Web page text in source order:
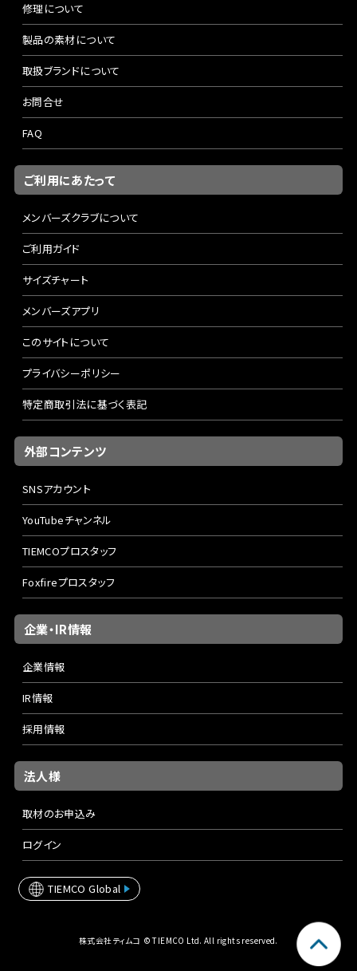
修理について
製品の素材について
取扱ブランドについて
お問合せ
FAQ
ご利用にあたって
メンバーズクラブについて
ご利用ガイド
サイズチャート
メンバーズアプリ
このサイトについて
プライバシーポリシー
特定商取引法に基づく表記
外部コンテンツ
SNSアカウント
YouTubeチャンネル
TIEMCOプロスタッフ
Foxfireプロスタッフ
企業・IR情報
企業情報
IR情報
採用情報
法人様
取材のお申込み
ログイン
TIEMCO Global
株式会社ティムコ © TIEMCO Ltd. All rights reserved.